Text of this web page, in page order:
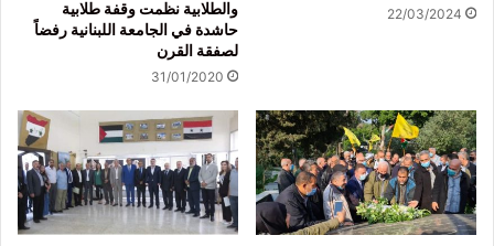
22/03/2024
والطلابية نظمت وقفة طلابية
حاشدة في الجامعة اللبنانية رفضاً
لصفقة القرن
31/01/2020